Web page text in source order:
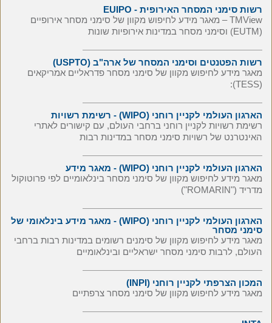
רשות סימני המסחר האירופית - EUIPO
TMView – מאגר מידע לחיפוש מקוון של סימני מסחר אירופיים
(
EUTM) וסימני מסחר במדינות אירופיות שונות
רשות הפטנטים וסימני המסחר של ארה"ב (USPTO)
מאגר מידע לחיפוש מקוון של סימני מסחר פדראליים אמריקאים
(TESS):
הארגון העולמי לקניין רוחני (WIPO) - רשימת רשויות
רשימת רשויות לקניין רוחני ברחבי העולם, עם קישורים לאתרי
האינטרנט של רשויות סימני מסחר במדינות רבות
הארגון העולמי לקניין רוחני (WIPO) - מאגר מידע
מאגר מידע לחיפוש מקוון של סימני מסחר בינלאומיים לפי פרוטוקול
מדריד ("ROMARIN")
הארגון העולמי לקניין רוחני (WIPO) - מאגר מידע בינלאומי של
סימני מסחר
מאגר מידע לחיפוש מקוון של סימנים רשומים במדינות רבות ברחבי
העולם, לרבות סימני מסחר ישראליים ובינלאומיים
המכון הצרפתי לקניין רוחני (INPI)
מאגר מידע לחיפוש מקוון של סימני מסחר צרפתיים